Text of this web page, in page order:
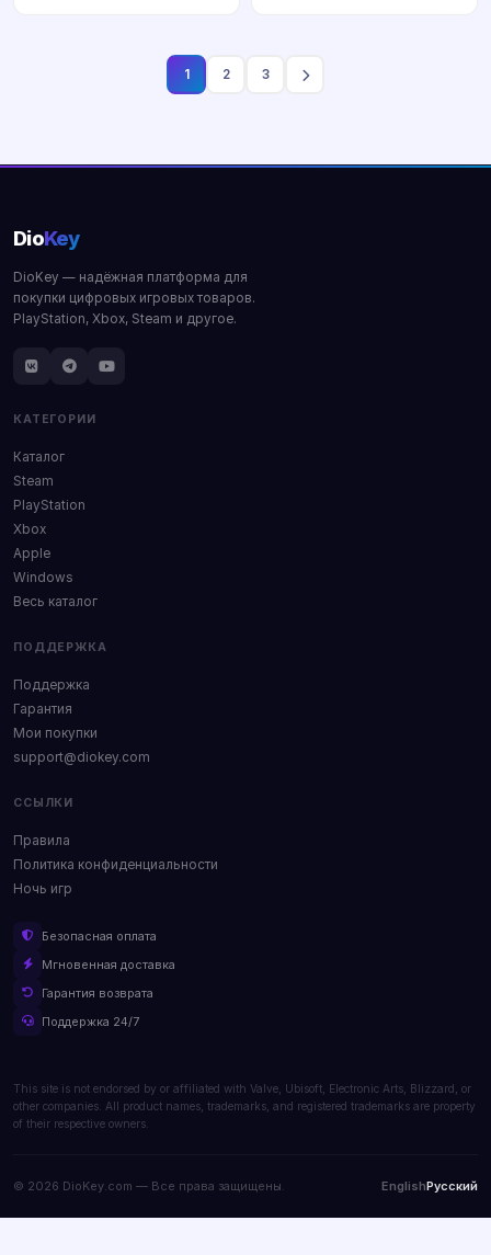
1 2 3
DioKey
DioKey — надёжная платформа для
покупки цифровых игровых товаров.
PlayStation, Xbox, Steam и другое.
КАТЕГОРИИ
Каталог
Steam
PlayStation
Xbox
Apple
Windows
Весь каталог
ПОДДЕРЖКА
Поддержка
Гарантия
Мои покупки
support@diokey.com
ССЫЛКИ
Правила
Политика конфиденциальности
Ночь игр
Безопасная оплата
Мгновенная доставка
Гарантия возврата
Поддержка 24/7
This site is not endorsed by or affiliated with Valve, Ubisoft, Electronic Arts, Blizzard, or
other companies. All product names, trademarks, and registered trademarks are property
of their respective owners.
© 2026 DioKey.com — Все права защищены. EnglishРусский